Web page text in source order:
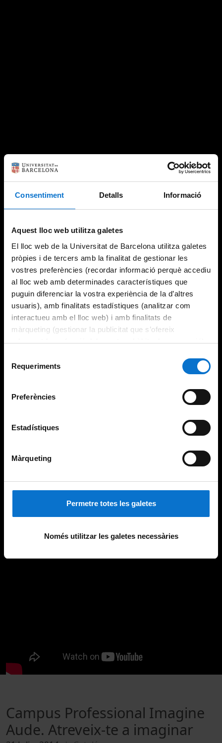
Consentiment Detalls Informació
Aquest lloc web utilitza galetes
El lloc web de la Universitat de Barcelona utilitza galetes
pròpies i de tercers amb la finalitat de gestionar les
vostres preferències (recordar informació perquè accediu
al lloc web amb determinades característiques que
puguin diferenciar la vostra experiència de la d’altres
usuaris), amb finalitats estadístiques (analitzar com
interactueu amb el lloc web) i amb finalitats de
màrqueting (gestionar la publicitat que s’ofereix
adequant-la en funció dels vostres hàbits de navegació).
consultar laPolítica de galetes del lloc web de la
Requeriments
Preferències
Estadístiques
Màrqueting
Permetre totes les galetes
Només utilitzar les galetes necessàries
Campus Professional Imagine
Aude. Atreveix-te a imaginar